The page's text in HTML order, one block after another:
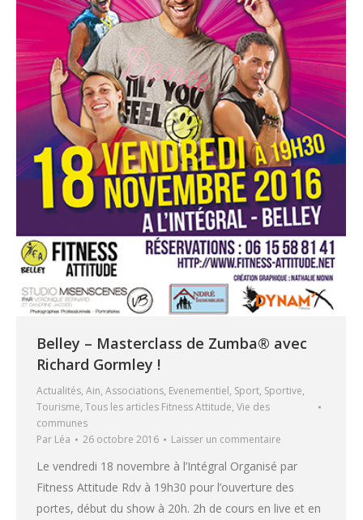
Belley – Masterclass de Zumba® avec
Richard Gormley !
Actualités, Ain, Associations, Evenementiel, Sport, Sportive,
Tourisme, Tous les articles Fitness Attitude, Vie des
communes
Par Léa 26 octobre 2016 Laisser un commentaire
Le vendredi 18 novembre à l’Intégral Organisé par
Fitness Attitude Rdv à 19h30 pour l’ouverture des
portes, début du show à 20h. 2h de cours en live et en